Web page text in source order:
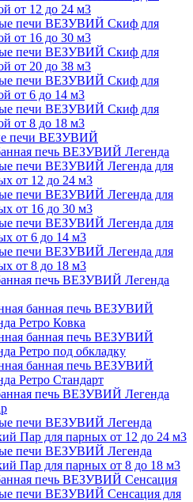
от 12 до 24 м3
печи ВЕЗУВИЙ Скиф для
от 16 до 30 м3
печи ВЕЗУВИЙ Скиф для
от 20 до 38 м3
печи ВЕЗУВИЙ Скиф для
от 6 до 14 м3
печи ВЕЗУВИЙ Скиф для
от 8 до 18 м3
печи ВЕЗУВИЙ
печь ВЕЗУВИЙ Легенда
печи ВЕЗУВИЙ Легенда для
от 12 до 24 м3
печи ВЕЗУВИЙ Легенда для
от 16 до 30 м3
печи ВЕЗУВИЙ Легенда для
от 6 до 14 м3
печи ВЕЗУВИЙ Легенда для
от 8 до 18 м3
печь ВЕЗУВИЙ Легенда
банная печь ВЕЗУВИЙ
Ретро Ковка
банная печь ВЕЗУВИЙ
Ретро под обкладку
банная печь ВЕЗУВИЙ
Ретро Стандарт
печь ВЕЗУВИЙ Легенда
печи ВЕЗУВИЙ Легенда
Пар для парных от 12 до 24 м3
печи ВЕЗУВИЙ Легенда
Пар для парных от 8 до 18 м3
печь ВЕЗУВИЙ Сенсация
печи ВЕЗУВИЙ Сенсация для